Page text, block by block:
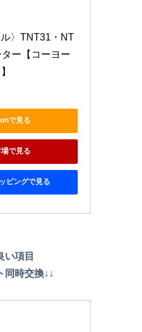
ル〉TNT31・NT
ー【コーヨー
で見る
で見る
ピングで見る
い項目
同時交換↓ ↓